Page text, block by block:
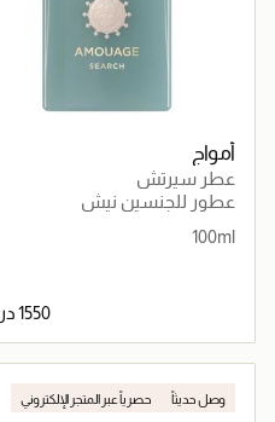
أمواج
عطر سيرتش
عطور للجنسين نيش
100ml
جاري تحميل التفاصيل
وصل حديثاً حصرياً عبر المتجر الإلكتروني